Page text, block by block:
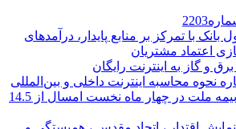
بانک با تمرکز بر منابع پایدار، درآمدهای
اعتماد مشتریان
و گاز به اینترنت رایگان
نحوه محاسبه اینترنت داخلی و بین‌المللی
حق بیمه تولیدی بیمه ملت در چهار ماه نخست امسال از 14.5